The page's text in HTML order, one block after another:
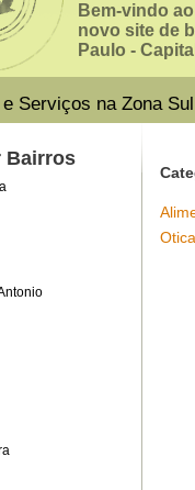
Bem-vindo
novo site de
Paulo -
Serviços na Zona Sul
Bairros